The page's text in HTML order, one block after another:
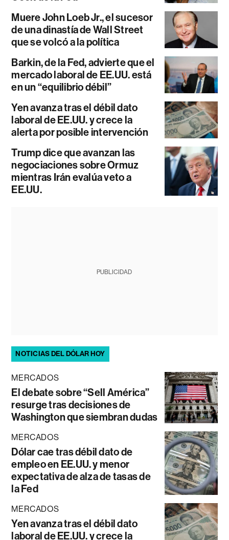
Muere John Loeb Jr., el sucesor
de una dinastía de Wall Street
que se volcó a la política
Barkin, de la Fed, advierte que el
mercado laboral de EE.UU. está
en un “equilibrio débil”
Yen avanza tras el débil dato
laboral de EE.UU. y crece la
alerta por posible intervención
Trump dice que avanzan las
negociaciones sobre Ormuz
mientras Irán evalúa veto a
EE.UU.
PUBLICIDAD
NOTICIAS DEL DÓLAR HOY
MERCADOS
El debate sobre “Sell América”
resurge tras decisiones de
Washington que siembran dudas
MERCADOS
Dólar cae tras débil dato de
empleo en EE.UU. y menor
expectativa de alza de tasas de
la Fed
MERCADOS
Yen avanza tras el débil dato
laboral de EE.UU. y crece la